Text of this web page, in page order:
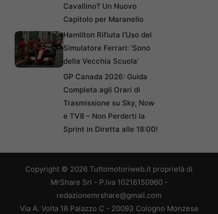
Cavallino? Un Nuovo
Capitolo per Maranello
Hamilton Rifiuta l’Uso del
Simulatore Ferrari: ‘Sono
della Vecchia Scuola’
GP Canada 2026: Guida
Completa agli Orari di
Trasmissione su Sky, Now
e TV8 – Non Perderti la
Sprint in Diretta alle 18:00!
Copyright © 2026 Tuttomotoriweb.it proprietà di
MrShare Srl - P.Iva 10216150960 -
redazionemrshare@gmail.com
Via A. Volta 16 Palazzo C - 20093 Cologno Monzese